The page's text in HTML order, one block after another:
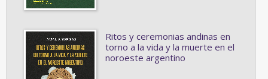
Ritos y ceremonias andinas en
torno a la vida y la muerte en el
noroeste argentino